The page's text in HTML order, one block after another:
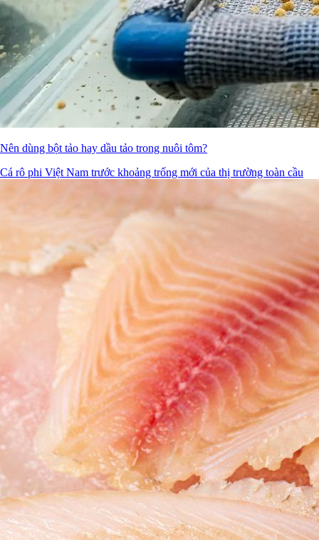
Nên dùng bột tảo hay dầu tảo trong nuôi tôm?
Cá rô phi Việt Nam trước khoảng trống mới của thị trường toàn cầu